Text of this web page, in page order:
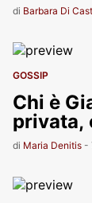
di Barbara Di
GOSSIP
Chi è
privata,
di Maria Denitis -